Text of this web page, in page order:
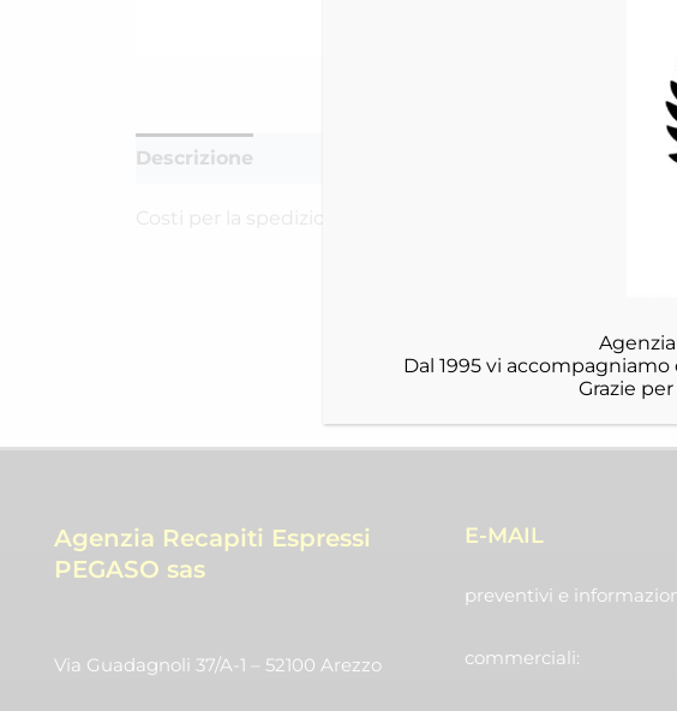
Descrizione
Costi per la spedizione RICH-2506KFCMV
Agenzia Recapiti Espressi
PEGASO sas
Via Guadagnoli 37/A-1 – 52100 Arezzo
E-MAIL
preventivi e
commerciali:
Dal 1995 vi
Grazie